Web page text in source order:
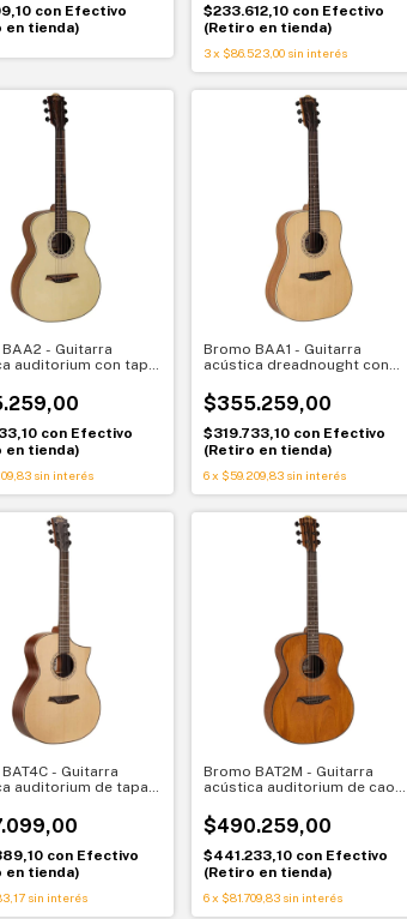
con Efectivo
en tienda)
$233.612,10 con Efectivo
(Retiro en tienda)
3x $86.523,00 sin interés
- Guitarra
auditorium con tapa
con Efectivo
en tienda)
sin interés
Bromo BAA1 - Guitarra
acústica dreadnought con
$355.259,00
$319.733,10 con Efectivo
(Retiro en tienda)
6x $59.209,83 sin interés
- Guitarra
auditorium de tapa
con Efectivo
en tienda)
sin interés
Bromo BAT2M - Guitarra
acústica auditorium de caoba
BAT2M
$490.259,00
$441.233,10 con Efectivo
(Retiro en tienda)
6x $81.709,83 sin interés